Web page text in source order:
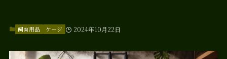
飼育用品 ケージ 2024年10月22日